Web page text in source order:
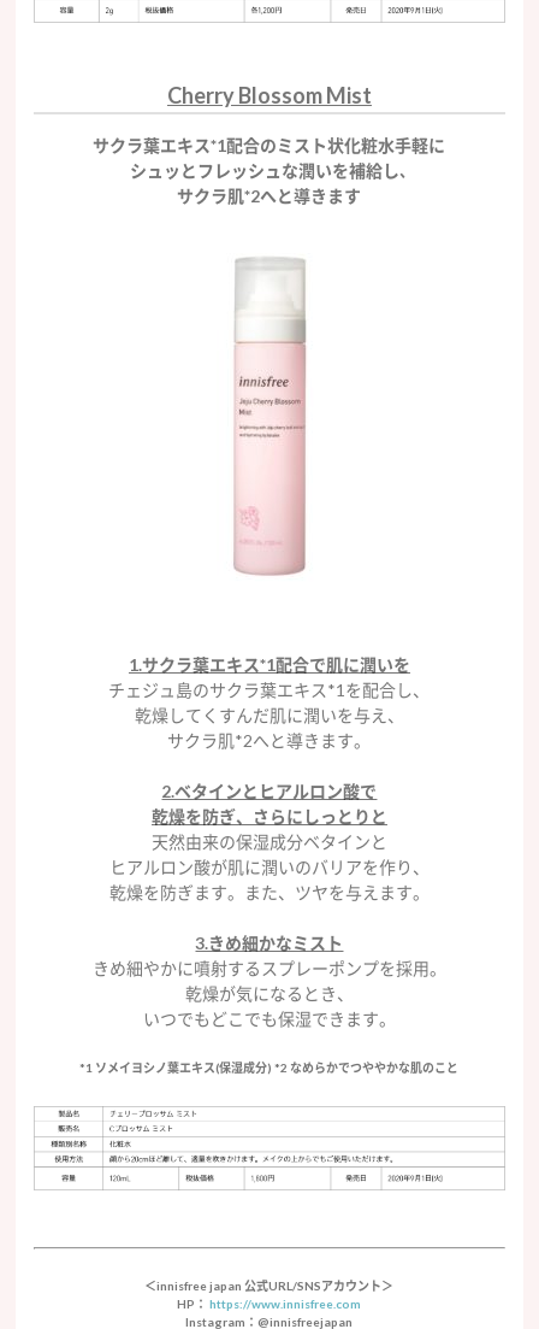
Cherry Blossom Mist
サクラ葉エキス*1配合のミスト状化粧水手軽に
シュッとフレッシュな潤いを補給し､
サクラ肌*2へと導きます
1.サクラ葉エキス*1配合で肌に潤いを
チェジュ島のサクラ葉エキス*1を配合し、
乾燥してくすんだ肌に潤いを与え、
サクラ肌*2へと導きます。
2.ベタインとヒアルロン酸で
乾燥を防ぎ、さらにしっとりと
天然由来の保湿成分ベタインと
ヒアルロン酸が肌に潤いのバリアを作り、
乾燥を防ぎます。また、ツヤを与えます。
3.きめ細かなミスト
きめ細やかに噴射するスプレーポンプを採用。
乾燥が気になるとき、
いつでもどこでも保湿できます。
*1 ソメイヨシノ葉エキス(保湿成分) *2 なめらかでつややかな肌のこと
＜innisfree japan 公式URL/SNSアカウント＞
HP：https://www.innisfree.com
Instagram：@innisfreejapan